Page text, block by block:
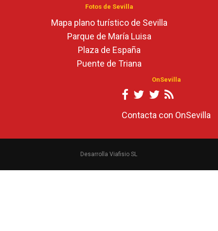
Fotos de Sevilla
Mapa plano turístico de Sevilla
Parque de María Luisa
Plaza de España
Puente de Triana
OnSevilla
Contacta con OnSevilla
Desarrolla Viafisio SL